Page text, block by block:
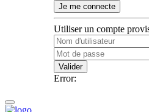
Je me connecte
Utiliser un compte
Valider
Error: